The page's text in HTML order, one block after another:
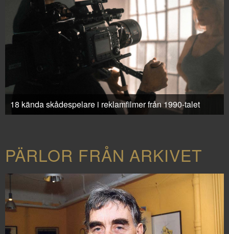
18 kända skådespelare i reklamfilmer från 1990-talet
PÄRLOR FRÅN ARKIVET